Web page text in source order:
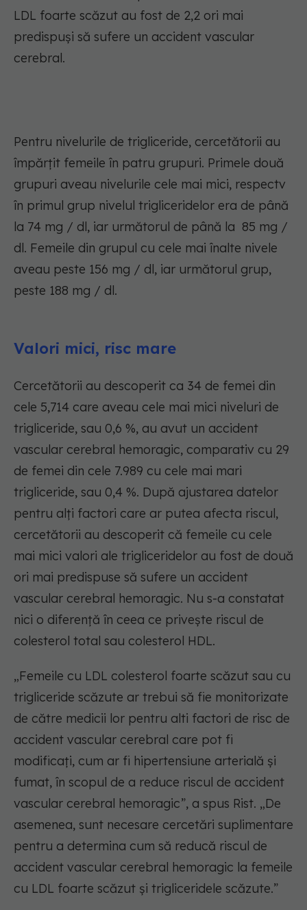
LDL foarte scăzut au fost de 2,2 ori mai
predispuși să sufere un accident vascular
cerebral.
Pentru nivelurile de trigliceride, cercetătorii au
împărțit femeile în patru grupuri. Primele două
grupuri aveau nivelurile cele mai mici, respectv
în primul grup nivelul trigliceridelor era de până
la 74 mg / dl, iar următorul de până la 85 mg /
dl. Femeile din grupul cu cele mai înalte nivele
aveau peste 156 mg / dl, iar următorul grup,
peste 188 mg / dl.
Valori mici, risc mare
Cercetătorii au descoperit ca 34 de femei din
cele 5,714 care aveau cele mai mici niveluri de
trigliceride, sau 0,6 %, au avut un accident
vascular cerebral hemoragic, comparativ cu 29
de femei din cele 7.989 cu cele mai mari
trigliceride, sau 0,4 %. După ajustarea datelor
pentru alți factori care ar putea afecta riscul,
cercetătorii au descoperit că femeile cu cele
mai mici valori ale trigliceridelor au fost de două
ori mai predispuse să sufere un accident
vascular cerebral hemoragic. Nu s-a constatat
nici o diferență în ceea ce privește riscul de
colesterol total sau colesterol HDL.
„Femeile cu LDL colesterol foarte scăzut sau cu
trigliceride scăzute ar trebui să fie monitorizate
de către medicii lor pentru alti factori de risc de
accident vascular cerebral care pot fi
modificați, cum ar fi hipertensiune arterială și
fumat, în scopul de a reduce riscul de accident
vascular cerebral hemoragic”, a spus Rist. „De
asemenea, sunt necesare cercetări suplimentare
pentru a determina cum să reducă riscul de
accident vascular cerebral hemoragic la femeile
cu LDL foarte scăzut și trigliceridele scăzute.”